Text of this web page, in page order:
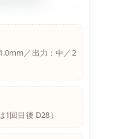
／出力：中／2
回目後 D28）